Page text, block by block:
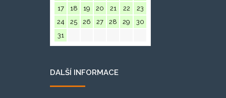
17
18 19 20 21 22
23
24
25 26 27 28 29
30
31
DALŠÍ INFORMACE